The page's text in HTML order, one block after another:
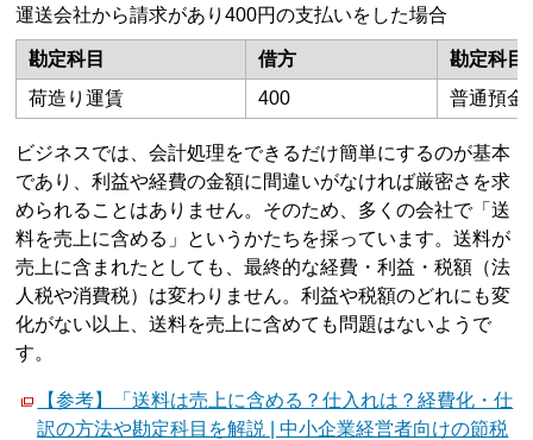
運送会社から請求があり400円の支払いをした場合
勘定科目 借方
勘定科目
荷造り運賃
400 普通預金
ビジネスでは、会計処理をできるだけ簡単にするのが基本
であり、利益や経費の金額に間違いがなければ厳密さを求
められることはありません。そのため、多くの会社で「送
料を売上に含める」というかたちを採っています。送料が
売上に含まれたとしても、最終的な経費・利益・税額（法
人税や消費税）は変わりません。利益や税額のどれにも変
化がない以上、送料を売上に含めても問題はないようで
す。
【参考】「送料は売上に含める？仕入れは？経費化・仕
訳の方法や勘定科目を解説 | 中小企業経営者向けの節税